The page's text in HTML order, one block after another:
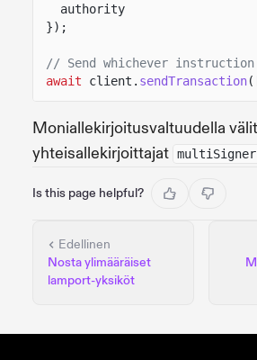
authority
});
// Send whichever instruction
await
client. sendTransaction
Moniallekirjoitusvaltuudella
yhteisallekirjoittajat
Is this page helpful?
Edellinen
Nosta ylimääräiset
lamport-yksiköt